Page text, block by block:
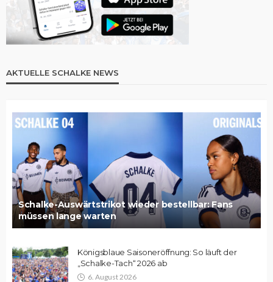
AKTUELLE SCHALKE NEWS
Schalke-Auswärtstrikot wieder bestellbar: Fans
müssen lange warten
Königsblaue Saisoneröffnung: So läuft der
„Schalke-Tach“ 2026 ab
6. August 2026